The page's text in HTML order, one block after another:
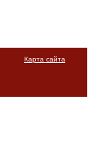
Карта сайта